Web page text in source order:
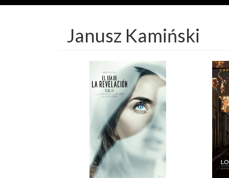
Janusz Kamiński